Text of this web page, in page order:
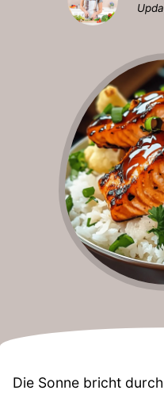
Die Sonne bricht